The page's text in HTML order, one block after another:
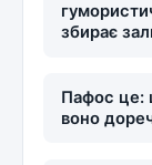
збирає
Пафос це:
воно